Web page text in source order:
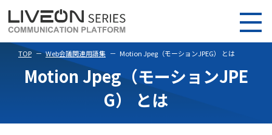
TOP Web会議関連用語集 Motion Jpeg（モーションJPEG） とは
Motion Jpeg（モーションJPE
G） とは